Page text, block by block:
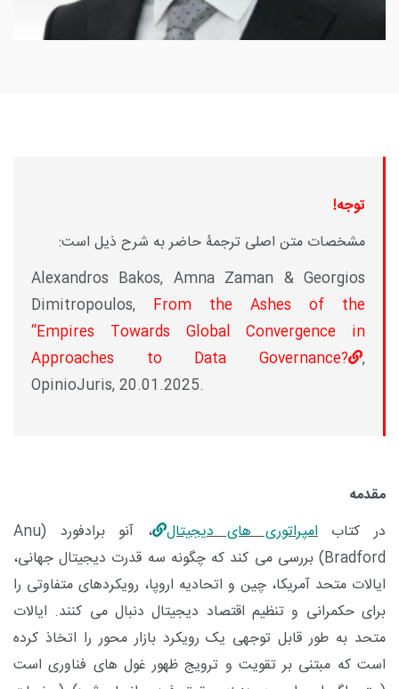
توجه!
مشخصات متن اصلی ترجمۀ حاضر به شرح ذیل است:
Alexandros Bakos, Amna Zaman & Georgios
Dimitropoulos, From the Ashes of the
“Empires Towards Global Convergence in
Approaches to Data Governance?
,
OpinioJuris, 20.01.2025.
مقدمه
در کتابامپراتوری ‌های دیجیتال ، آنو برادفورد (Anu
Bradford) بررسی می ‌کند که چگونه سه قدرت دیجیتال جهانی،
ایالات متحد آمریکا، چین و اتحادیه اروپا، رویکردهای متفاوتی را
برای حکمرانی و تنظیم اقتصاد دیجیتال دنبال می ‌کنند. ایالات
متحد به ‌طور قابل‌ توجهی یک رویکرد بازار محور را اتخاذ کرده
است که مبتنی بر تقویت و ترویج ظهور غول ‌های فناوری است